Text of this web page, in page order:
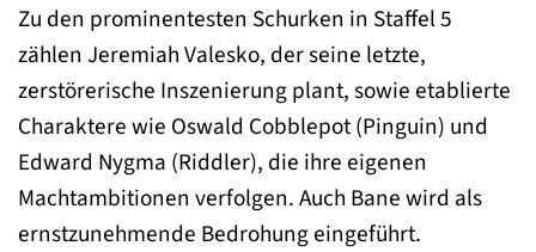
Zu den prominentesten Schurken in Staffel 5
zählen Jeremiah Valesko, der seine letzte,
zerstörerische Inszenierung plant, sowie etablierte
Charaktere wie Oswald Cobblepot (Pinguin) und
Edward Nygma (Riddler), die ihre eigenen
Machtambitionen verfolgen. Auch Bane wird als
ernstzunehmende Bedrohung eingeführt.